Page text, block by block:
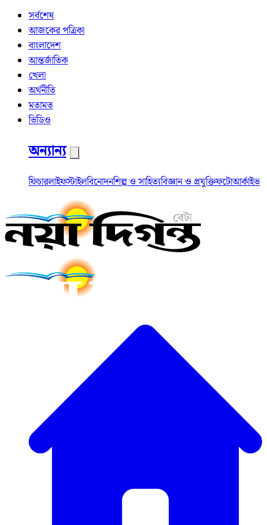
সর্বশেষ
আজকের পত্রিকা
বাংলাদেশ
আন্তর্জাতিক
খেলা
অর্থনীতি
মতামত
ভিডিও
অন্যান্য
ফিচারলাইফস্টাইলবিনোদনশিল্প ও সাহিত্যবিজ্ঞান ও প্রযুক্তিফটোআর্কাইভ